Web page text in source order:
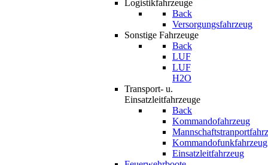
Logistikfahrzeuge
Back
Versorgungsfahrzeug
Sonstige Fahrzeuge
Back
LUF
LUF
H2O
Transport- u.
Einsatzleitfahrzeuge
Back
Kommandofahrzeug
Kommandofunkfahrzeug
Einsatzleitfahrzeug